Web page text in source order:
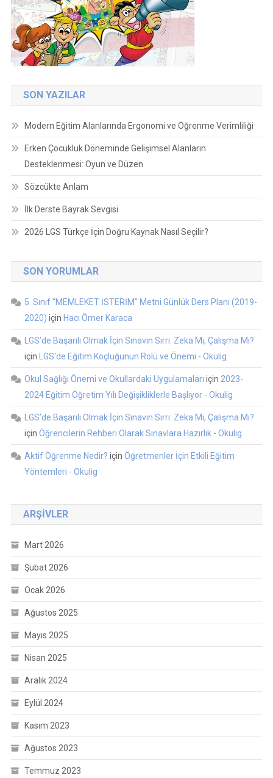
SON YAZILAR
Modern Eğitim Alanlarında Ergonomi ve Öğrenme Verimliliği
Erken Çocukluk Döneminde Gelişimsel Alanların
Desteklenmesi: Oyun ve Düzen
Sözcükte Anlam
İlk Derste Bayrak Sevgisi
2026 LGS Türkçe İçin Doğru Kaynak Nasıl Seçilir?
SON YORUMLAR
5. Sınıf “MEMLEKET İSTERİM” Metni Günlük Ders Planı (2019-
2020) için Hacı Ömer Karaca
LGS’de Başarılı Olmak İçin Sınavın Sırrı: Zeka Mı, Çalışma Mı?
için
LGS'de Eğitim Koçluğunun Rolü ve Önemi - Okulig
Okul Sağlığı Önemi ve Okullardaki Uygulamaları için 2023-
2024 Eğitim Öğretim Yılı Değişikliklerle Başlıyor - Okulig
LGS’de Başarılı Olmak İçin Sınavın Sırrı: Zeka Mı, Çalışma Mı?
için Öğrencilerin Rehberi Olarak Sınavlara Hazırlık - Okulig
Aktif Öğrenme Nedir? için Öğretmenler İçin Etkili Eğitim
Yöntemleri - Okulig
ARŞIVLER
Mart 2026
Şubat 2026
Ocak 2026
Ağustos 2025
Mayıs 2025
Nisan 2025
Aralık 2024
Eylül 2024
Kasım 2023
Ağustos 2023
Temmuz 2023